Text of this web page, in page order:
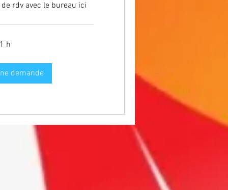
rdv avec le bureau ici
1 h
demande